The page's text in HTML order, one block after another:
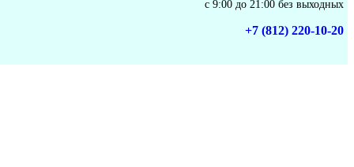
с 9:00 до 21:00 без выходных
+7 (812) 220-10-20